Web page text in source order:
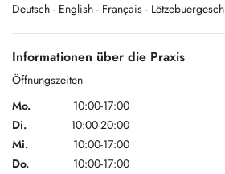
Deutsch - English - Français - Lëtzebuergesch
Informationen über die Praxis
Öffnungszeiten
Mo.
10:00-17:00
Di.
10:00-20:00
Mi.
10:00-17:00
Do.
10:00-17:00